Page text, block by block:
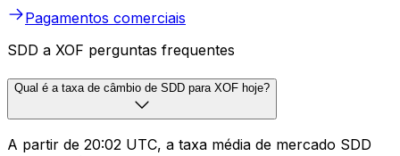
Pagamentos comerciais
SDD a XOF perguntas frequentes
Qual é a taxa de câmbio de SDD para XOF hoje?
A partir de 20:02 UTC, a taxa média de mercado SDD